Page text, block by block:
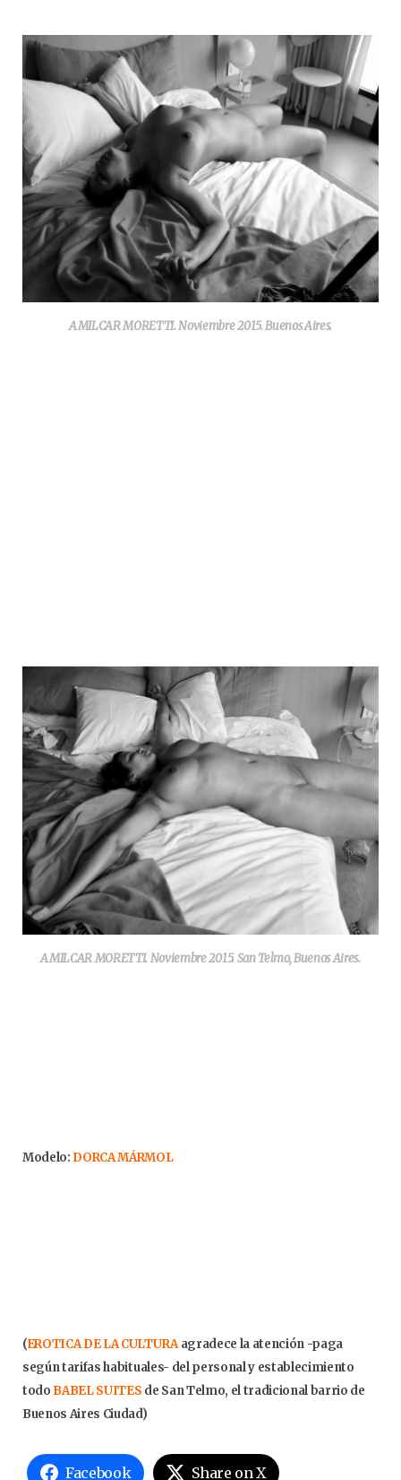
AMILCAR MORETTI. Noviembre 2015. Buenos Aires.
AMILCAR MORETTI. Noviembre 2015. San Telmo, Buenos Aires.
Modelo: DORCA MÁRMOL
(EROTICA DE LA CULTURAagradece la atención -paga
según tarifas habituales- del personal y establecimiento
todo BABEL SUITES de San Telmo, el tradicional barrio de
Buenos Aires Ciudad)
Facebook Share on X